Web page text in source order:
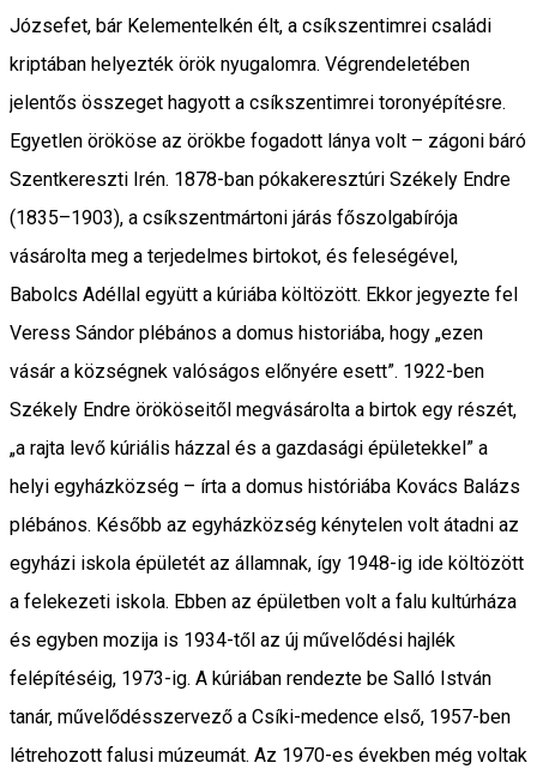
Józsefet, bár Kelementelkén élt, a csíkszentimrei családi
kriptában helyezték örök nyugalomra. Végrendeletében
jelentős összeget hagyott a csíkszentimrei toronyépítésre.
Egyetlen örököse az örökbe fogadott lánya volt – zágoni báró
Szentkereszti Irén. 1878-ban pókakeresztúri Székely Endre
(1835–1903), a csíkszentmártoni járás főszolgabírója
vásárolta meg a terjedelmes birtokot, és feleségével,
Babolcs Adéllal együtt a kúriába költözött. Ekkor jegyezte fel
Veress Sándor plébános a domus historiába, hogy „ezen
vásár a községnek valóságos előnyére esett”. 1922-ben
Székely Endre örököseitől megvásárolta a birtok egy részét,
„a rajta levő kúriális házzal és a gazdasági épületekkel” a
helyi egyházközség – írta a domus históriába Kovács Balázs
plébános. Később az egyházközség kénytelen volt átadni az
egyházi iskola épületét az államnak, így 1948-ig ide költözött
a felekezeti iskola. Ebben az épületben volt a falu kultúrháza
és egyben mozija is 1934-től az új művelődési hajlék
felépítéséig, 1973-ig. A kúriában rendezte be Salló István
tanár, művelődésszervező a Csíki-medence első, 1957-ben
létrehozott falusi múzeumát. Az 1970-es években még voltak